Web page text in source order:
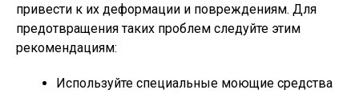
привести к их деформации и повреждениям. Для
предотвращения таких проблем следуйте этим
рекомендациям:
Используйте специальные моющие средства